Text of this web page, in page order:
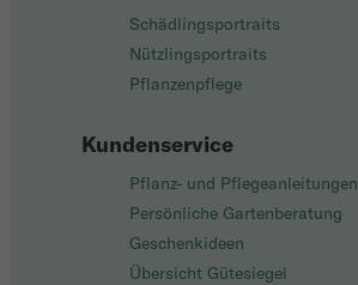
Schädlingsportraits
Nützlingsportraits
Pflanzenpflege
Kundenservice
Pflanz- und Pflegeanleitungen
Persönliche Gartenberatung
Geschenkideen
Übersicht Gütesiegel